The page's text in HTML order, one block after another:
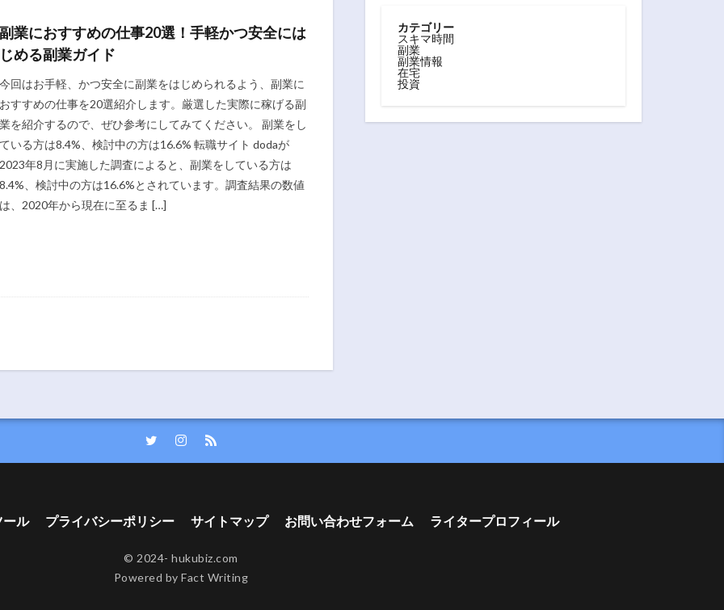
副業におすすめの仕事20選！手軽かつ安全には
じめる副業ガイド
今回はお手軽、かつ安全に副業をはじめられるよう、副業に
おすすめの仕事を20選紹介します。厳選した実際に稼げる副
業を紹介するので、ぜひ参考にしてみてください。 副業をし
ている方は8.4%、検討中の方は16.6% 転職サイト dodaが
2023年8月に実施した調査によると、副業をしている方は
8.4%、検討中の方は16.6%とされています。調査結果の数値
は、2020年から現在に至るま […]
カテゴリー
スキマ時間
副業
副業情報
在宅
投資
ール プライバシーポリシー サイトマップ お問い合わせフォーム ライタープロフィール
© 2024- hukubiz.com
Powered by Fact Writing